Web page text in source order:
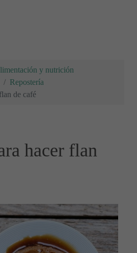
y nutrición
Repostería
de café
hacer flan